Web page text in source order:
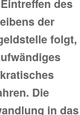
(3)
(Teil 2)
des
der
Die
in das